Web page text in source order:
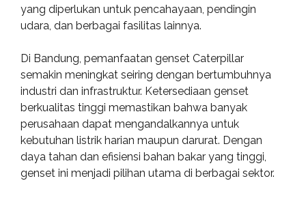
yang diperlukan untuk pencahayaan, pendingin
udara, dan berbagai fasilitas lainnya.
Di Bandung, pemanfaatan genset Caterpillar
semakin meningkat seiring dengan bertumbuhnya
industri dan infrastruktur. Ketersediaan genset
berkualitas tinggi memastikan bahwa banyak
perusahaan dapat mengandalkannya untuk
kebutuhan listrik harian maupun darurat. Dengan
daya tahan dan efisiensi bahan bakar yang tinggi,
genset ini menjadi pilihan utama di berbagai sektor.